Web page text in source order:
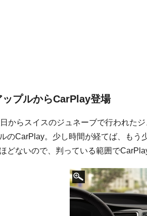
ップルからCarPlay登場
からスイスのジュネーブで行われた
のCarPlay。少し時間が経てば、もう
どないので、判っている範囲で